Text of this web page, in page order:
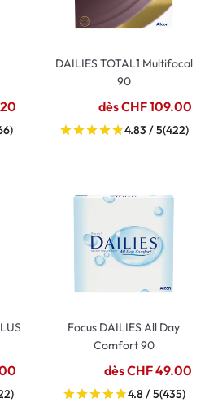
DAILIES TOTAL1 Multifocal
90
dès CHF 109.00
4.83 / 5(422)
Focus DAILIES All Day
Comfort 90
dès CHF 49.00
4.8 / 5(435)